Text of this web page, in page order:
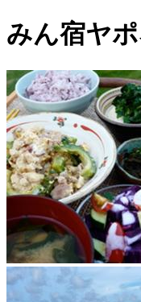
みん宿ヤ